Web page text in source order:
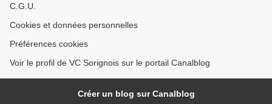
C.G.U.
Cookies et données personnelles
Préférences cookies
Voir le profil de VC Sorignois sur le portail Canalblog
Créer un blog sur Canalblog